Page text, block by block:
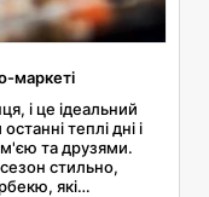
маркеті
і це ідеальний
теплі дні і
та друзями.
стильно,
які